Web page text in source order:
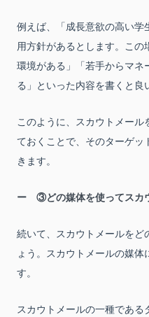
例えば、「成長意欲の高い
用方針があるとします。こ
環境がある」「若手からマネ
る」といった内容を書くと良
このように、スカウトメー
ておくことで、そのターゲ
きます。
③どの媒体を使ってスカ
続いて、スカウトメールをど
ょう。スカウトメールの媒
す。
スカウトメールの一種であ